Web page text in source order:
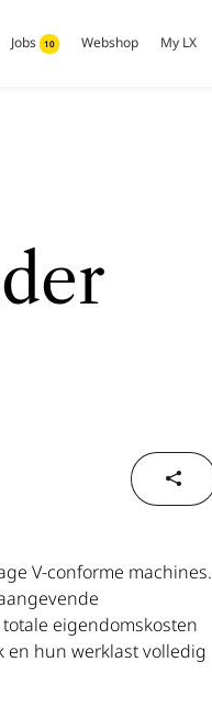
Jobs 10 Webshop My LX
V-conforme machines.
eigendomskosten
en hun werklast volledig